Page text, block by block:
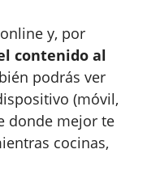
y, por
contenido al
podrás ver
(móvil,
donde mejor te
cocinas,